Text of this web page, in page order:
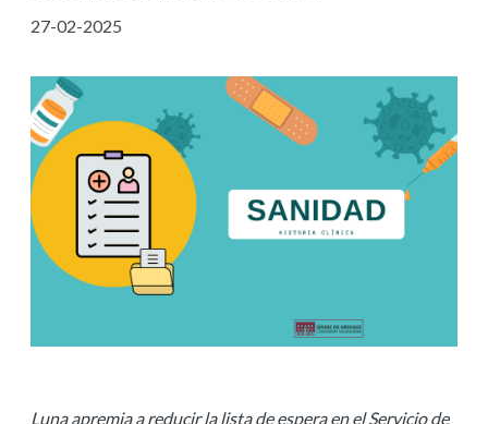
27-02-2025
Luna apremia a reducir la lista de espera en el Servicio de